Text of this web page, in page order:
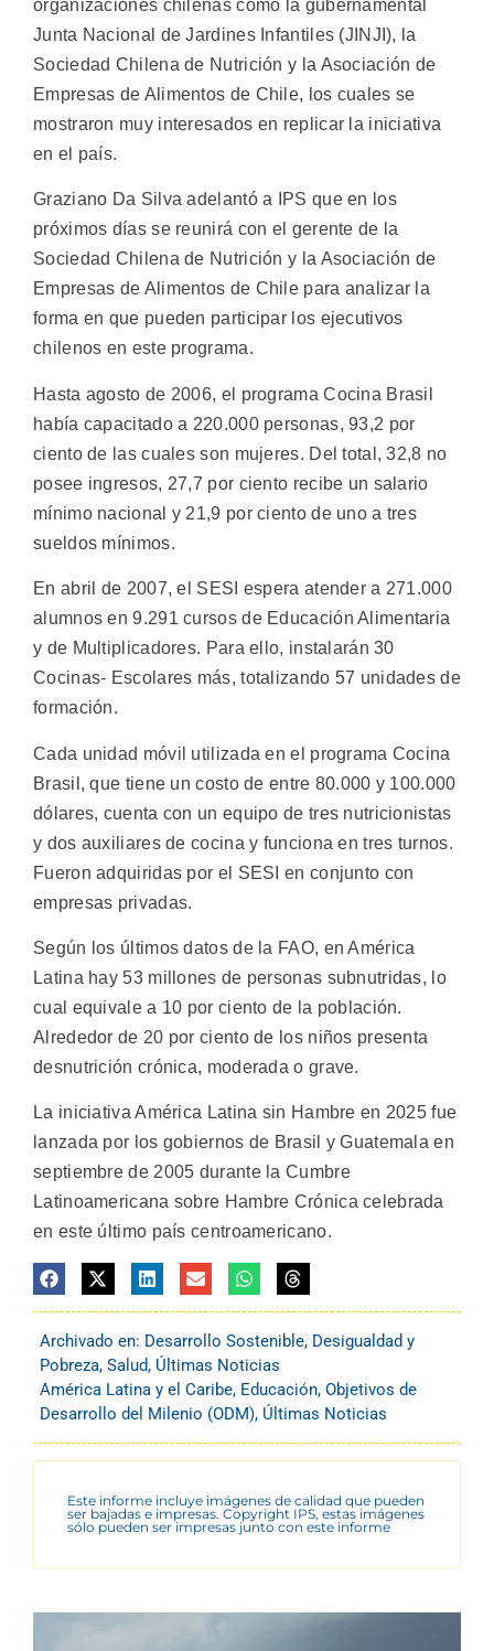
organizaciones chilenas como la gubernamental
Junta Nacional de Jardines Infantiles (JINJI), la
Sociedad Chilena de Nutrición y la Asociación de
Empresas de Alimentos de Chile, los cuales se
mostraron muy interesados en replicar la iniciativa
en el país.
Graziano Da Silva adelantó a IPS que en los
próximos días se reunirá con el gerente de la
Sociedad Chilena de Nutrición y la Asociación de
Empresas de Alimentos de Chile para analizar la
forma en que pueden participar los ejecutivos
chilenos en este programa.
Hasta agosto de 2006, el programa Cocina Brasil
había capacitado a 220.000 personas, 93,2 por
ciento de las cuales son mujeres. Del total, 32,8 no
posee ingresos, 27,7 por ciento recibe un salario
mínimo nacional y 21,9 por ciento de uno a tres
sueldos mínimos.
En abril de 2007, el SESI espera atender a 271.000
alumnos en 9.291 cursos de Educación Alimentaria
y de Multiplicadores. Para ello, instalarán 30
Cocinas- Escolares más, totalizando 57 unidades de
formación.
Cada unidad móvil utilizada en el programa Cocina
Brasil, que tiene un costo de entre 80.000 y 100.000
dólares, cuenta con un equipo de tres nutricionistas
y dos auxiliares de cocina y funciona en tres turnos.
Fueron adquiridas por el SESI en conjunto con
empresas privadas.
Según los últimos datos de la FAO, en América
Latina hay 53 millones de personas subnutridas, lo
cual equivale a 10 por ciento de la población.
Alrededor de 20 por ciento de los niños presenta
desnutrición crónica, moderada o grave.
La iniciativa América Latina sin Hambre en 2025 fue
lanzada por los gobiernos de Brasil y Guatemala en
septiembre de 2005 durante la Cumbre
Latinoamericana sobre Hambre Crónica celebrada
en este último país centroamericano.
Archivado en: Desarrollo Sostenible, Desigualdad y
Pobreza, Salud, Últimas Noticias
América Latina y el Caribe, Educación, Objetivos de
Desarrollo del Milenio (ODM), Últimas Noticias
Este informe incluye imágenes de calidad que pueden
ser bajadas e impresas. Copyright IPS, estas imágenes
sólo pueden ser impresas junto con este informe